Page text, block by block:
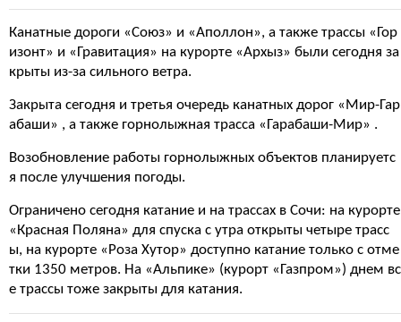
Канатные дороги «Союз» и «Аполлон», а также трассы «Гор
изонт» и «Гравитация» на курорте «Архыз» были сегодня за
крыты из-за сильного ветра.
Закрыта сегодня и третья очередь канатных дорог «Мир-Гар
абаши» , а также горнолыжная трасса «Гарабаши-Мир» .
Возобновление работы горнолыжных объектов планируетс
я после улучшения погоды.
Ограничено сегодня катание и на трассах в Сочи: на курорте
«Красная Поляна» для спуска с утра открыты четыре трасс
ы, на курорте «Роза Хутор» доступно катание только с отме
тки 1350 метров. На «Альпике» (курорт «Газпром») днем вс
е трассы тоже закрыты для катания.